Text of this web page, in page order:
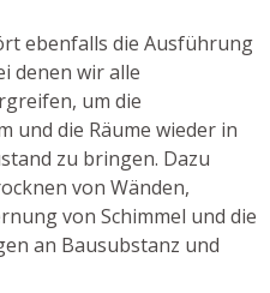
ebenfalls die Ausführung
denen wir alle
um die
und die Räume wieder in
zu bringen. Dazu
von Wänden,
von Schimmel und die
an Bausubstanz und